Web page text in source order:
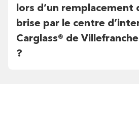
lors d’un remplacement
brise par le centre
Carglass® de
?